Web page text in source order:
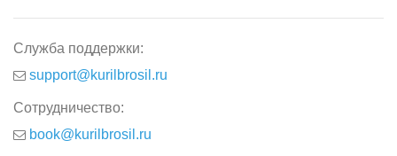
Служба поддержки:
support@kurilbrosil.ru
Сотрудничество:
book@kurilbrosil.ru